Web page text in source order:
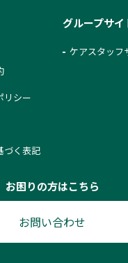
リシー
づく表記
グループサイ
ケアスタッフ
お困りの方はこちら
お問い合わせ